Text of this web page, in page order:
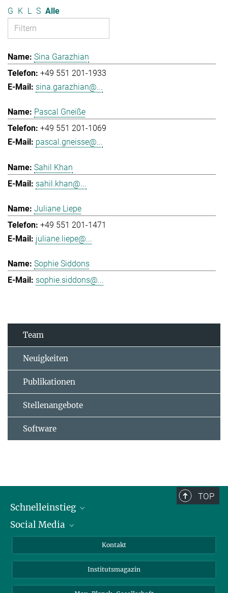
G K L S Alle
Sina Garazhian
+49 551 201-1933
sina.garazhian@...
Pascal Gneiße
+49 551 201-1069
pascal.gneisse@...
Sahil Khan
sahil.khan@...
Juliane Liepe
+49 551 201-1471
juliane.liepe@...
Sophie Siddons
sophie.siddons@...
Team
Neuigkeiten
Publikationen
Stellenangebote
Software
TOP
Schnelleinstieg
Alumni
Fördernde
Social Media
Bluesky
Facebook
Kontakt
Institutsmagazin